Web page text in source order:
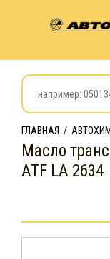
ГЛАВНАЯ /
Масло
ATF LA 2634